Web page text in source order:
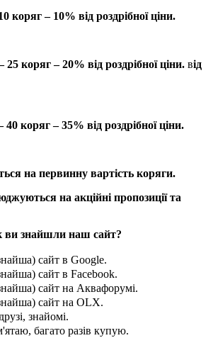
коряг – 10% від роздрібної ціни.
коряг – 20% від роздрібної ціни. від
коряг – 35% від роздрібної ціни.
на первинну вартість коряги.
на акційні пропозиції та
ви знайшли наш сайт?
сайт в Google.
сайт в Facebook.
сайт на Аквафорумі.
сайт на OLX.
знайомі.
багато разів купую.